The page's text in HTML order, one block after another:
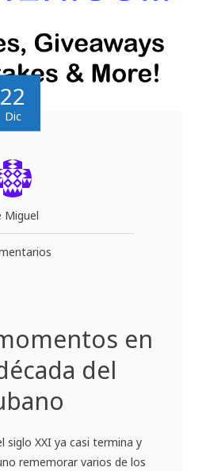
22
Dic
Miguel
en
del
siglo XXI ya casi termina y
rememorar varios de los